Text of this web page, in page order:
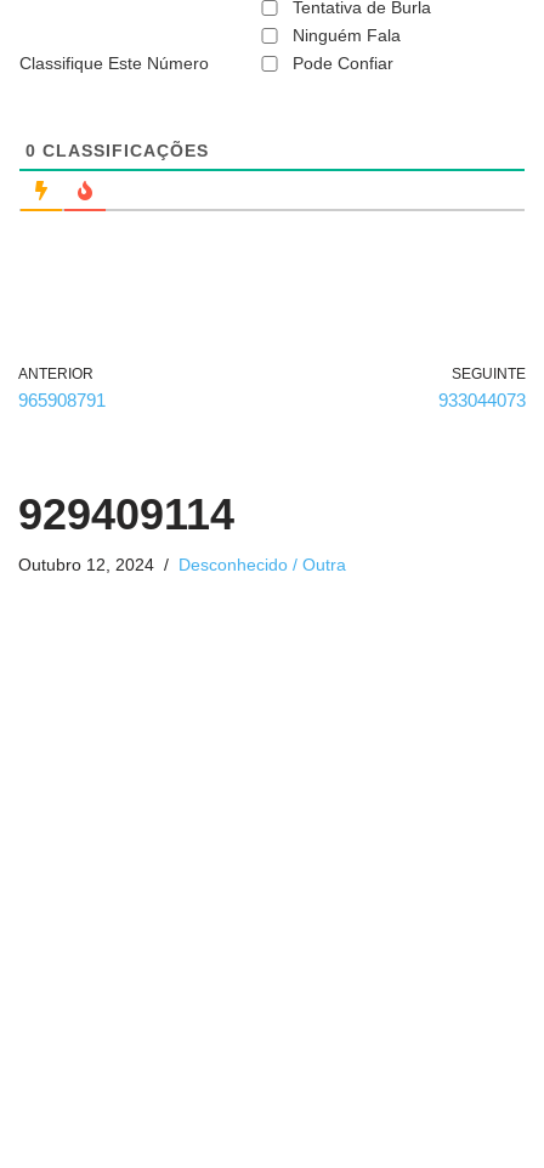
a
ó
Classifique Este Número
Tentativa de Burla
Ninguém Fala
Pode Confiar
0 CLASSIFICAÇÕES
ANTERIOR
965908791
SEGUINTE
933044073
929409114
Outubro 12, 2024 Desconhecido / Outra